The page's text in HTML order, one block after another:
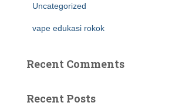
Uncategorized
vape edukasi rokok
Recent Comments
Recent Posts